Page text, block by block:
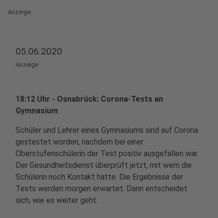
Anzeige
05.06.2020
Anzeige
18:12 Uhr - Osnabrück: Corona-Tests an
Gymnasium
Schüler und Lehrer eines Gymnasiums sind auf Corona
gestestet worden, nachdem bei einer
Oberstufenschülerin der Test positiv ausgefallen war.
Der Gesundheitsdienst überprüft jetzt, mit wem die
Schülerin noch Kontakt hatte. Die Ergebnisse der
Tests werden morgen erwartet. Dann entscheidet
sich, wie es weiter geht.